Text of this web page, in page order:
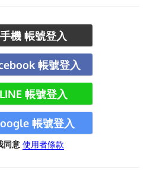
手機 帳號登入
帳號登入
LINE 帳號登入
帳號登入
同意 使用者條款